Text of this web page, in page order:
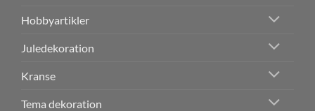
Hobbyartikler
Juledekoration
Kranse
Tema dekoration